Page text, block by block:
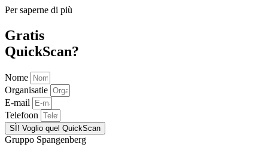
Per saperne di più
Gratis
QuickScan?
Nome
Organisatie
E-mail
Telefoon
SÌ! Voglio quel QuickScan
Gruppo Spangenberg